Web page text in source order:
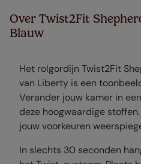
Over Twist2Fit
Blauw
Het rolgordijn Twist2Fit
van Liberty is een
Verander jouw kamer in
deze hoogwaardige
jouw voorkeuren
In slechts 30 seconden